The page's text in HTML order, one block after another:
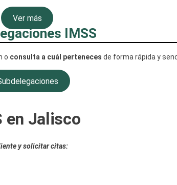
Ver más
IMSS
o consulta a cuál perteneces de forma rápida y
en Jalisco
y solicitar citas: